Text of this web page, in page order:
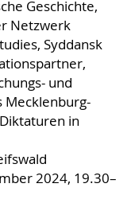
Geschichte,
Netzwerk
Syddansk
und
Mecklenburg-
in
2024, 19.30–